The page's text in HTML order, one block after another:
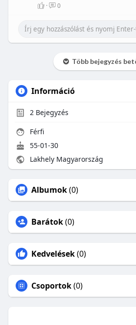
· 0
Több bejegyzés
Információ
2Bejegyzés
Férfi
55-01-30
Lakhely Magyarország
Albumok(0)
Barátok(0)
Kedvelések(0)
Csoportok(0)